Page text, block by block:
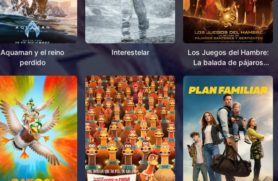
Aquaman y el reino
perdido
Interestelar
Los Juegos del Hambre:
La balada de pájaros